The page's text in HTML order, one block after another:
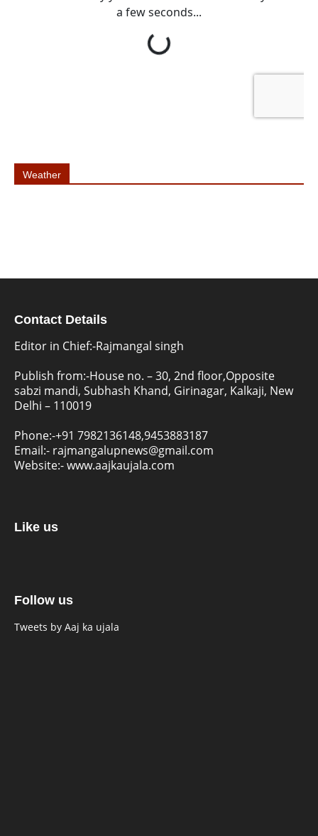
Weather
Contact Details
Editor in Chief:-Rajmangal singh
Publish from:-House no. – 30, 2nd floor,Opposite
sabzi mandi, Subhash Khand, Girinagar, Kalkaji, New
Delhi – 110019
Phone:-+91 7982136148,9453883187
Email:- rajmangalupnews@gmail.com
Website:-www.aajkaujala.com
Like us
Follow us
Tweets by Aaj ka ujala